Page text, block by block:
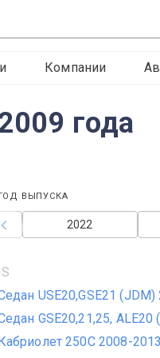
Компании
года
ВЫПУСКА
2022
IS
USE20,GSE21
GSE20,21,25, ALE20
250C 2008-2013